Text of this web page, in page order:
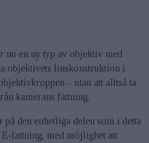
nu en ny typ av objektiv med
objektivets linskonstruktion i
– utan att alltså ta
kamerans fattning.
på den enhetliga delen som i detta
fattning, med möjlighet att